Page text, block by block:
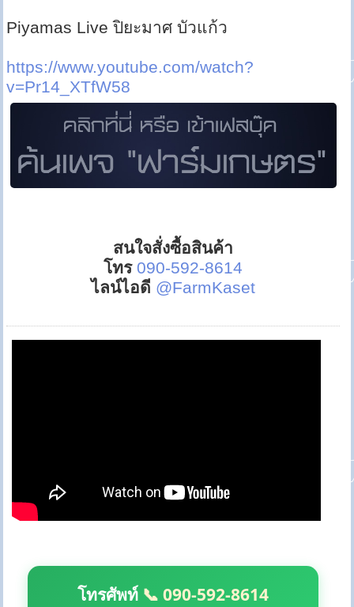
Piyamas Live ปิยะมาศ บัวแก้ว
https://www.youtube.com/watch?
v=Pr14_XTfW58
สนใจสั่งซื้อสินค้า
โทร 090-592-8614
ไลน์ไอดี @FarmKaset
โทรศัพท์ 📞 090-592-8614